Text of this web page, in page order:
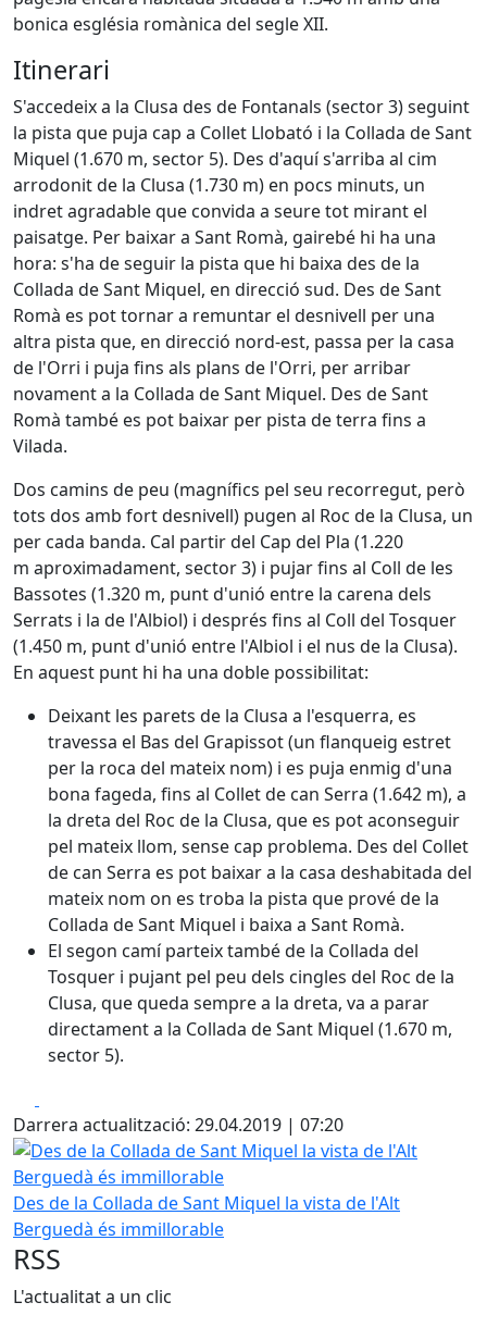
bonica església romànica del segle XII.
Itinerari
S'accedeix a la Clusa des de Fontanals (sector 3) seguint
la pista que puja cap a Collet Llobató i la Collada de Sant
Miquel (1.670 m, sector 5). Des d'aquí s'arriba al cim
arrodonit de la Clusa (1.730 m) en pocs minuts, un
indret agradable que convida a seure tot mirant el
paisatge. Per baixar a Sant Romà, gairebé hi ha una
hora: s'ha de seguir la pista que hi baixa des de la
Collada de Sant Miquel, en direcció sud. Des de Sant
Romà es pot tornar a remuntar el desnivell per una
altra pista que, en direcció nord-est, passa per la casa
de l'Orri i puja fins als plans de l'Orri, per arribar
novament a la Collada de Sant Miquel. Des de Sant
Romà també es pot baixar per pista de terra fins a
Vilada.
Dos camins de peu (magnífics pel seu recorregut, però
tots dos amb fort desnivell) pugen al Roc de la Clusa, un
per cada banda. Cal partir del Cap del Pla (1.220
m aproximadament, sector 3) i pujar fins al Coll de les
Bassotes (1.320 m, punt d'unió entre la carena dels
Serrats i la de l'Albiol) i després fins al Coll del Tosquer
(1.450 m, punt d'unió entre l'Albiol i el nus de la Clusa).
En aquest punt hi ha una doble possibilitat:
Deixant les parets de la Clusa a l'esquerra, es
travessa el Bas del Grapissot (un flanqueig estret
per la roca del mateix nom) i es puja enmig d'una
bona fageda, fins al Collet de can Serra (1.642 m), a
la dreta del Roc de la Clusa, que es pot aconseguir
pel mateix llom, sense cap problema. Des del Collet
de can Serra es pot baixar a la casa deshabitada del
mateix nom on es troba la pista que prové de la
Collada de Sant Miquel i baixa a Sant Romà.
El segon camí parteix també de la Collada del
Tosquer i pujant pel peu dels cingles del Roc de la
Clusa, que queda sempre a la dreta, va a parar
directament a la Collada de Sant Miquel (1.670 m,
sector 5).
Darrera actualització: 29.04.2019 | 07:20
Des de la Collada de Sant Miquel la vista de l'Alt
Des de la Collada de Sant Miquel la vista de l'Alt
Berguedà és immillorable
RSS
L'actualitat a un clic